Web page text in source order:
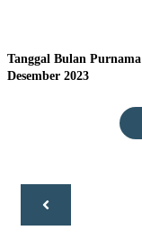
Tanggal Bulan Purnama
Desember 2023